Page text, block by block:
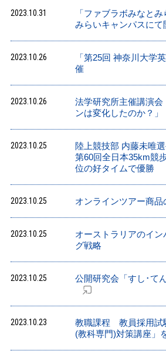
2023.10.31
「ファブラボみなと
みらいキャンパスにて
2023.10.26
「第25回 神奈川大学
催
2023.10.26
法学研究所主催講演会
ンは変化したのか？」
2023.10.25
陸上競技部 内藤未唯
第60回全日本35km競
位の好タイムで優勝
2023.10.25 オンラインツアー商
2023.10.25
オーストラリアのイ
グ戦略
2023.10.25 公開研究会「すし･て
2023.10.23
教職課程 教員採用試
(教科専門)対策講座」